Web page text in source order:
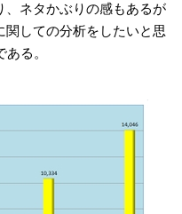
、ネタかぶりの感もあるが
しての分析をしたいと思
る。